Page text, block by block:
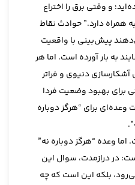
و وقتی برق را اختراع
همراه دارد.” حوادث نقاط
پیش‌بینی با واقعیت
به بار آورده است. اما هر
دنیوی و فراتر
برای بهبود وضعیت فردا
برای “هرگز دوباره
وعده “هرگز دوباره نه”
در درازمدت، سوال این
بلکه این است که چه